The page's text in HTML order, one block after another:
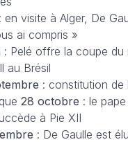
: en visite à Alger, De
ai compris »
: Pelé offre la coupe du
au Brésil
: constitution de
28 octobre : le
à Pie XII
: De Gaulle est